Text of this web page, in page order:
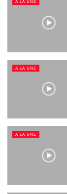
A LA UNE
A LA UNE
A LA UNE